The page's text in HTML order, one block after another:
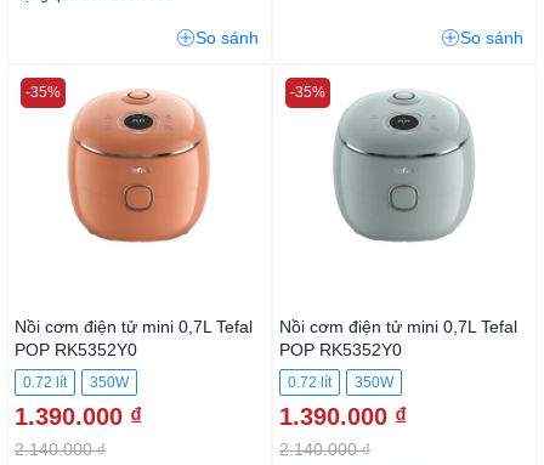
So sánh So sánh
Nồi cơm điện tử mini 0,7L Tefal
POP RK5352Y0
0.72 lít 350W
1.390.000 ₫
2.140.000 ₫
-35%
Nồi cơm điện tử mini 0,7L Tefal
POP RK5352Y0
0.72 lít 350W
1.390.000 ₫
2.140.000 ₫
-35%